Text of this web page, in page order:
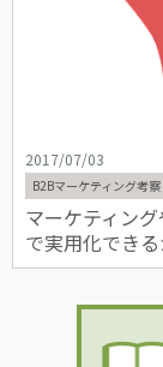
2017/07/03
B2Bマーケティング考察
マーケティン
で実用化でき